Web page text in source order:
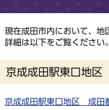
現在成田市内において、地
詳細は以下をご覧ください。
京成成田駅東口地区
京成成田駅東口地区 成田